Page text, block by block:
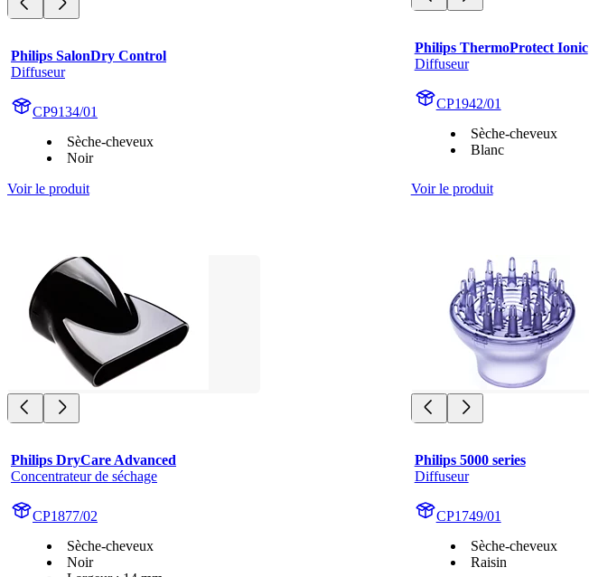
Philips SalonDry Control
Diffuseur
CP9134/01
Sèche-cheveux
Noir
Voir le produit
Philips ThermoProtect Ionic
Diffuseur
CP1942/01
Sèche-cheveux
Blanc
Voir le produit
Philips DryCare Advanced
Concentrateur de séchage
CP1877/02
Sèche-cheveux
Noir
Philips 5000 series
Diffuseur
CP1749/01
Sèche-cheveux
Raisin